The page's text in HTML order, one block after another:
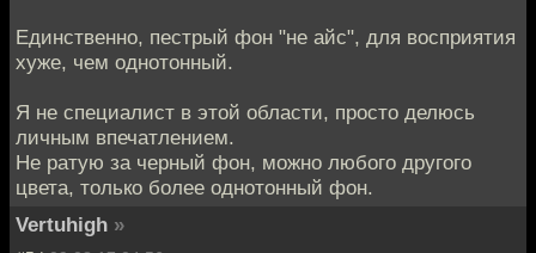
Единственно, пестрый фон "не айс", для восприятия
хуже, чем однотонный.
Я не специалист в этой области, просто делюсь
личным впечатлением.
Не ратую за черный фон, можно любого другого
цвета, только более однотонный фон.
Vertuhigh »